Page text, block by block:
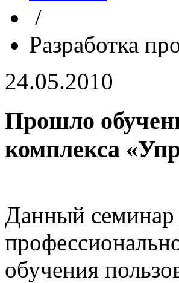
/
Разработка
24.05.2010
Прошло
комплекса
Данный
обучения